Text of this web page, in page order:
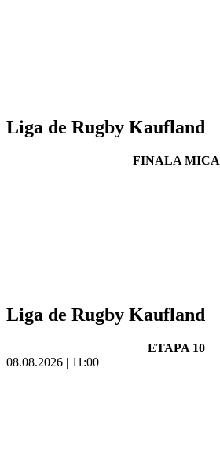
Liga de Rugby Kaufland
FINALA MICA
Liga de Rugby Kaufland
ETAPA 10
08.08.2026 | 11:00